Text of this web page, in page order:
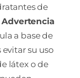
de
Advertencia
a base de
su uso
látex o de